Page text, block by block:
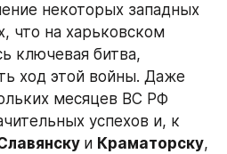
некоторых западных
на харьковском
ключевая битва,
ход этой войны. Даже
месяцев ВС РФ
успехов и, к
и Краматорску,